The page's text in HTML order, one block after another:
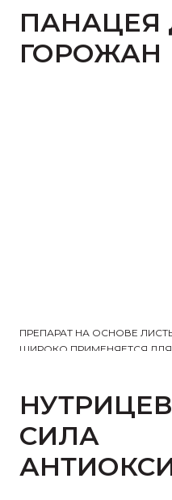
ПАНАЦЕЯ
ГОРОЖАН
ПРЕПАРАТ НА ОСНОВЕ
ШИРОКО ПРИМЕНЯЕТСЯ
ДЛЯ УСТРАНЕНИЯ
КРОВООБРАЩЕНИЯ.
ГИНКГО – СПАСЕНИЕ ДЛЯ
ЛЮБОГО ВОЗРАСТА. ЗА
МОЗГЕ УЛУЧШАЕТСЯ
СИЛА